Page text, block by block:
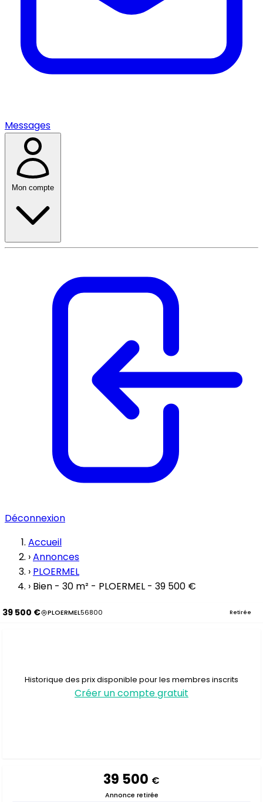
Messages
Mon compte
Déconnexion
Accueil
›Annonces
› PLOERMEL
› Bien - 30 m² - PLOERMEL - 39 500 €
39 500 € PLOERMEL56800 Retirée
Historique des prix disponible pour les membres inscrits
Créer un compte gratuit
39 500 €
Annonce retirée